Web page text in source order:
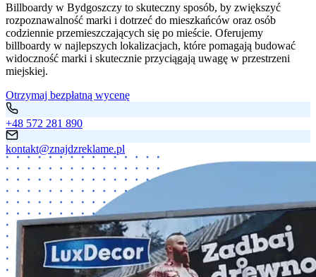
Billboardy w Bydgoszczy to skuteczny sposób, by zwiększyć
rozpoznawalność marki i dotrzeć do mieszkańców oraz osób
codziennie przemieszczających się po mieście. Oferujemy
billboardy w najlepszych lokalizacjach, które pomagają budować
widoczność marki i skutecznie przyciągają uwagę w przestrzeni
miejskiej.
Otrzymaj bezpłatną wycenę
+48 572 281 890
kontakt@znajdzreklame.pl